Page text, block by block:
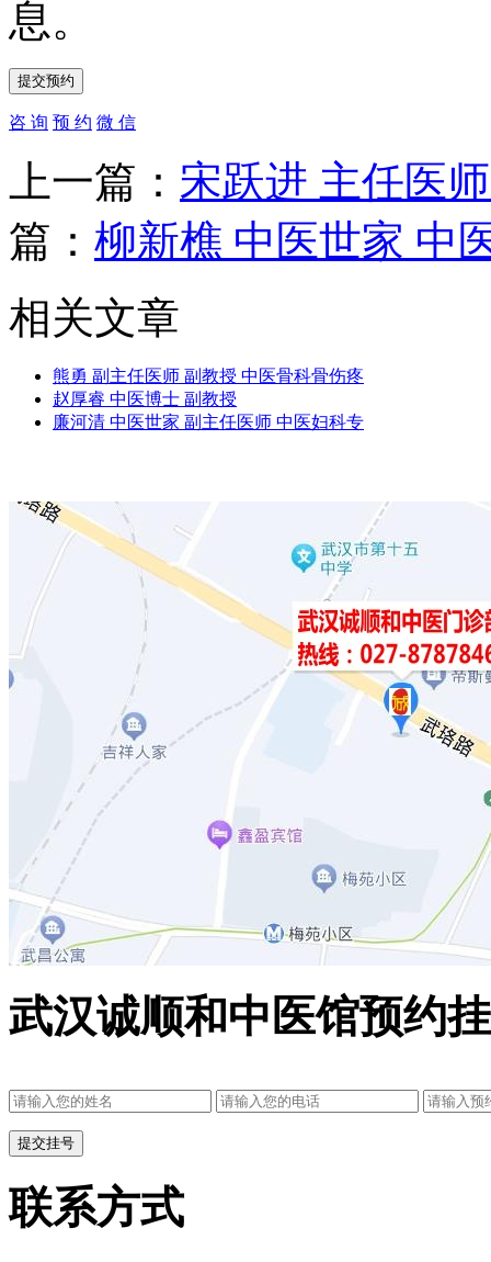
息。
咨 询 预 约 微 信
上一篇： 宋跃进 主任医
篇： 柳新樵 中医世家 中
相关文章
熊勇 副主任医师 副教授 中医骨科骨伤疼
赵厚睿 中医博士 副教授
廉河清 中医世家 副主任医师 中医妇科专
武汉诚顺和中医馆预约
联系方式